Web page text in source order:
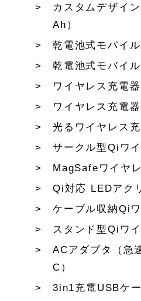
カスタムデザイ
Ah）
乾電池式モバイ
乾電池式モバイ
ワイヤレス充電
ワイヤレス充電
光るワイヤレス
サークル型Qiワ
MagSafeワイヤ
Qi対応 LEDアク
ケーブル収納Qi
スタンド型Qiワ
ACアダプタ（急
C）
3in1充電USBケ